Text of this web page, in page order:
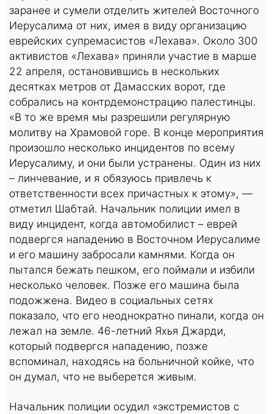
заранее и сумели отделить жителей Восточного
Иерусалима от них, имея в виду организацию
еврейских супремасистов «Лехава». Около 300
активистов «Лехава» приняли участие в марше
22 апреля, остановившись в нескольких
десятках метров от Дамасских ворот, где
собрались на контрдемонстрацию палестинцы.
«В то же время мы разрешили регулярную
молитву на Храмовой горе. В конце мероприятия
произошло несколько инцидентов по всему
Иерусалиму, и они были устранены. Один из них
– линчевание, и я обязуюсь привлечь к
ответственности всех причастных к этому», —
отметил Шабтай. Начальник полиции имел в
виду инцидент, когда автомобилист – еврей
подвергся нападению в Восточном Иерусалиме
и его машину забросали камнями. Когда он
пытался бежать пешком, его поймали и избили
несколько человек. Позже его машина была
подожжена. Видео в социальных сетях
показало, что его неоднократно пинали, когда он
лежал на земле. 46-летний Яхья Джарди,
который подвергся нападению, позже
вспоминал, находясь на больничной койке, что
он думал, что не выберется живым.
Начальник полиции осудил «экстремистов с